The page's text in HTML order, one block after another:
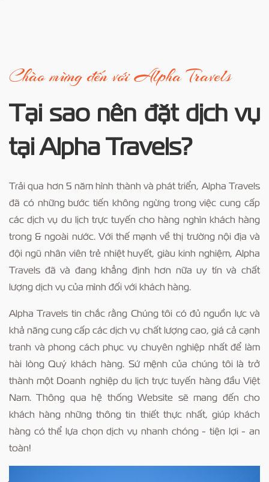
Chào mừng đến với Alpha Travels
Tại sao nên đặt dịch vụ
tại Alpha Travels?
Trải qua hơn 5 năm hình thành và phát triển, Alpha Travels
đã có những bước tiến không ngừng trong việc cung cấp
các dịch vụ du lịch trực tuyến cho hàng nghìn khách hàng
trong & ngoài nước. Với thế mạnh về thị trường nội địa và
đội ngũ nhân viên trẻ nhiệt huyết, giàu kinh nghiệm, Alpha
Travels đã và đang khẳng định hơn nữa uy tín và chất
lượng dịch vụ của mình đối với khách hàng.
Alpha Travels tin chắc rằng Chúng tôi có đủ nguồn lực và
khả năng cung cấp các dịch vụ chất lượng cao, giá cả cạnh
tranh và phong cách phục vụ chuyên nghiệp nhất để làm
hài lòng Quý khách hàng. Sứ mệnh của chúng tôi là trở
thành một Doanh nghiệp du lịch trực tuyến hàng đầu Việt
Nam. Thông qua hệ thống Website sẽ mang đến cho
khách hàng những thông tin thiết thực nhất, giúp khách
hàng có thể lựa chọn dịch vụ nhanh chóng - tiện lợi - an
toàn!